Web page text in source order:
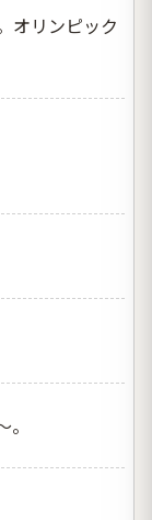
オリンピック